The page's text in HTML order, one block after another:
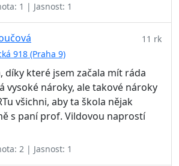
1 | Jasnost: 1
918 (Praha 9)
11 rk
díky které jsem začala mít ráda
vysoké nároky, ale takové nároky
všichni, aby ta škola nějak
s paní prof. Vildovou naprostí
2 | Jasnost: 1